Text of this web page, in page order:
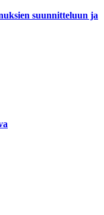
suunnitteluun ja